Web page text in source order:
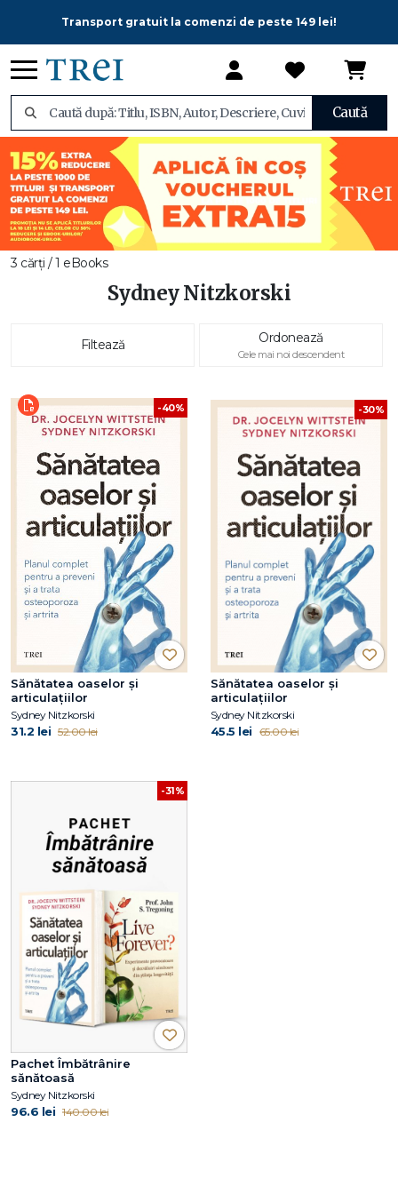
Transport gratuit la comenzi de peste 149 lei!
Caută
3 cărți / 1 eBooks
Sydney Nitzkorski
Filtează Ordonează
Cele mai noi descendent
-40%
Sănătatea oaselor și
articulațiilor
Sydney Nitzkorski
31.2 lei 52.00 lei
-30%
Sănătatea oaselor și
articulațiilor
Sydney Nitzkorski
45.5 lei 65.00 lei
-31%
Pachet Îmbătrânire
sănătoasă
Sydney Nitzkorski
96.6 lei 140.00 lei